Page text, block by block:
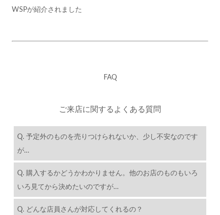
WSPが紹介されました
FAQ
ご来店に関するよくある質問
Q. 予定外のものを売りつけられないか、少し不安なのです
が…
Q. 購入するかどうかわかりません。他のお店のものもいろ
いろ見てから決めたいのですが…
Q. どんな店員さんが対応してくれるの？